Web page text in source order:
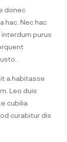
donec
hac. Nec hac
purus
a habitasse
Leo duis
cubilia
curabitur dis